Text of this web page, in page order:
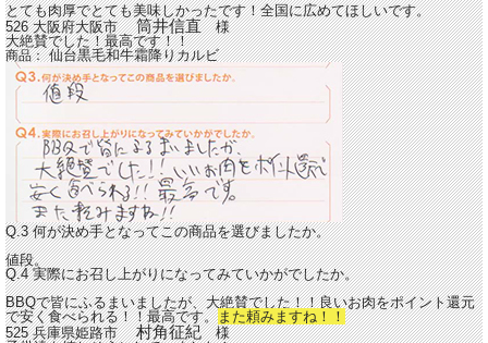
とても肉厚でとても美味しかったです！全国に広めてほしいです。
526 大阪府大阪市筒井信直様
大絶賛でした！最高です！！
商品：仙台黒毛和牛霜降りカルビ
Q.3 何が決め手となってこの商品を選びましたか。
値段。
Q.4 実際にお召し上がりになってみていかがでしたか。
BBQで皆にふるまいましたが、大絶賛でした！！良いお肉をポイント還元
で安く食べられる！！最高です。 また頼みますね！！
525 兵庫県姫路市村角征紀様